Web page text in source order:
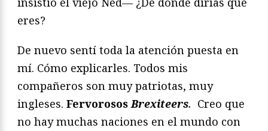
eres?
De nuevo sentí toda la atención puesta en
mí. Cómo explicarles. Todos mis
compañeros son muy patriotas, muy
ingleses. FervorososBrexiteers. Creo que
no hay muchas naciones en el mundo con